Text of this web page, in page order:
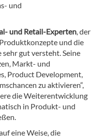
und
und Retail-Experten, der
und die
gut versteht. Seine
Markt- und
Product Development,
zu aktivieren“,
die Weiterentwicklung
in Produkt- und
eine Weise, die